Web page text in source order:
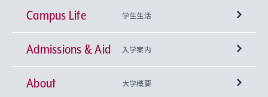
神学部
文学部
総合人間科学部
興味から学科を探す
上智大学の全学共通教育
基盤教育センター
上智大学の語学教育
研究所 等
キリスト教文化研究所
中世思想研究所
Sophia Open Research Weeks (SORW)
産官学連携
Campus Life 学生生活
学期区分と授業時間割
課外活動
Admissions & Aid 入学案内
上智大学で取得できる学位
About 大学概要